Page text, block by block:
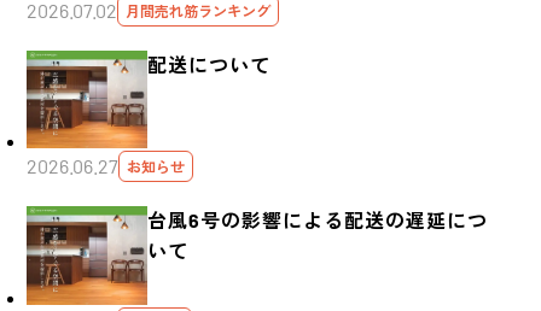
2026.07.02 月間売れ筋ランキング
配送について
2026.06.27 お知らせ
台風6号の影響による配送の遅延につ
いて